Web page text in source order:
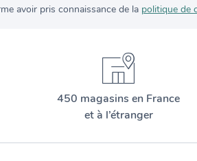
avoir pris connaissance de la politique de
450 magasins en France
et à l’étranger